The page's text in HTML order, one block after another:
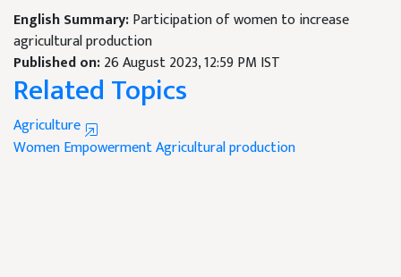
English Summary:Participation of women to increase
agricultural production
Published on:26 August 2023, 12:59 PM IST
Related Topics
Agriculture
Women EmpowermentAgricultural production